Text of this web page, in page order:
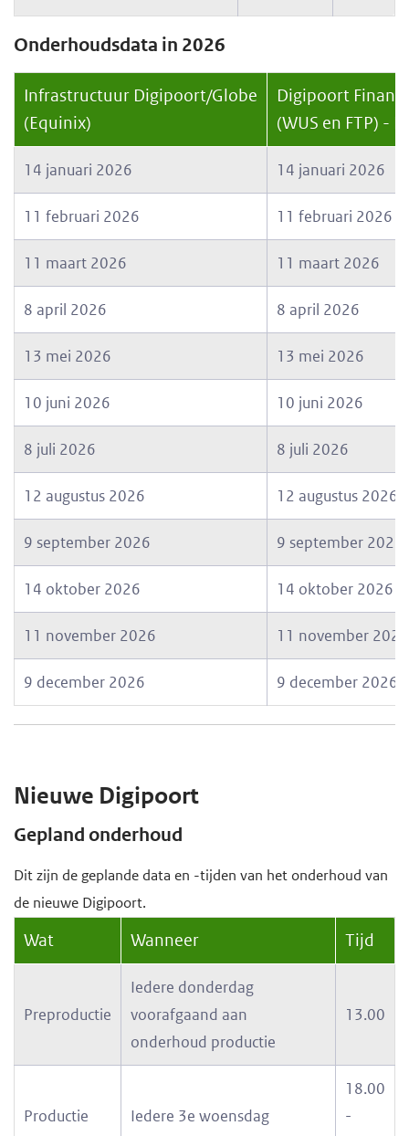
Onderhoudsdata in 2026
Infrastructuur Digipoort/Globe
(Equinix)
Digipoort
(WUS en FTP) -
14 januari 2026 14 januari 2026
11 februari 2026 11 februari 2026
11 maart 2026 11 maart 2026
8 april 2026 8 april 2026
13 mei 2026 13 mei 2026
10 juni 2026 10 juni 2026
8 juli 2026 8 juli 2026
12 augustus 2026 12 augustus 2026
9 september 2026 9 september 2026
14 oktober 2026 14 oktober 2026
11 november 2026 11 november 2026
9 december 2026 9 december 2026
Nieuwe Digipoort
Gepland onderhoud
Dit zijn de geplande data en -tijden van het onderhoud van
de nieuwe Digipoort.
Wat Wanneer Tijd
Preproductie
Iedere donderdag
voorafgaand aan
onderhoud productie
13.00
Productie Iedere 3e woensdag
18.00
-